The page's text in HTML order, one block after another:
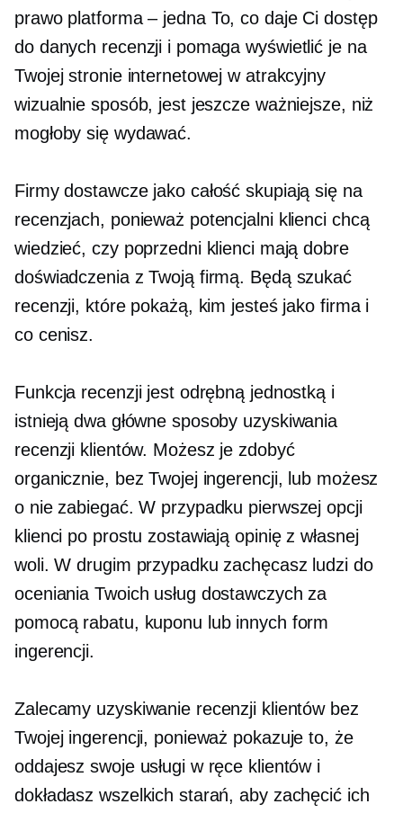
prawo platforma – jednaTo, co daje Ci dostęp
do danych recenzji i pomaga wyświetlić je na
Twojej stronie internetowej w atrakcyjny
wizualnie sposób, jest jeszcze ważniejsze, niż
mogłoby się wydawać.
Firmy dostawcze jako całość skupiają się na
recenzjach, ponieważ potencjalni klienci chcą
wiedzieć, czy poprzedni klienci mają dobre
doświadczenia z Twoją firmą. Będą szukać
recenzji, które pokażą, kim jesteś jako firma i
co cenisz.
Funkcja recenzji jest odrębną jednostką i
istnieją dwa główne sposoby uzyskiwania
recenzji klientów. Możesz je zdobyć
organicznie, bez Twojej ingerencji, lub możesz
o nie zabiegać. W przypadku pierwszej opcji
klienci po prostu zostawiają opinię z własnej
woli. W drugim przypadku zachęcasz ludzi do
oceniania Twoich usług dostawczych za
pomocą rabatu, kuponu lub innych form
ingerencji.
Zalecamy uzyskiwanie recenzji klientów bez
Twojej ingerencji, ponieważ pokazuje to, że
oddajesz swoje usługi w ręce klientów i
dokładasz wszelkich starań, aby zachęcić ich